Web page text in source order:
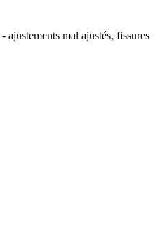
ajustements mal ajustés, fissures